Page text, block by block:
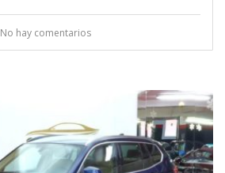
No hay comentarios